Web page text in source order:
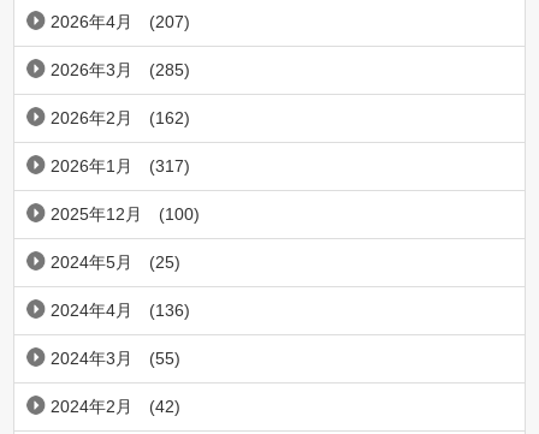
2026年4月 (207)
2026年3月 (285)
2026年2月 (162)
2026年1月 (317)
2025年12月 (100)
2024年5月 (25)
2024年4月 (136)
2024年3月 (55)
2024年2月 (42)